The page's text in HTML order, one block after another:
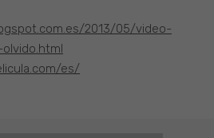
2013/05/video-
es/